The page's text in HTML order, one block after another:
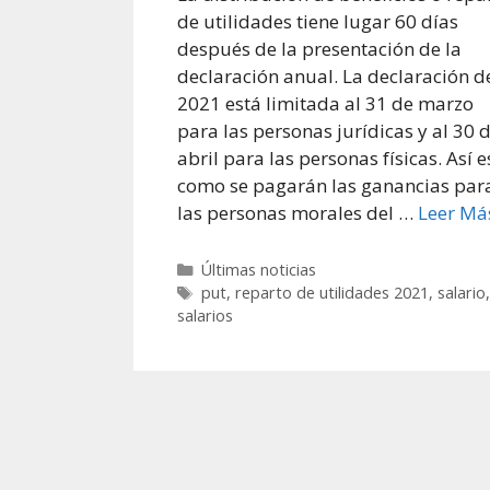
de utilidades tiene lugar 60 días
después de la presentación de la
declaración anual. La declaración
2021 está limitada al 31 de marzo
para las personas jurídicas y al 30
abril para las personas físicas. Así
como se pagarán las ganancias
las personas morales del … Leer
Categorías
Últimas noticias
Etiquetas
put, reparto de utilidades 2021 , salario,
salarios